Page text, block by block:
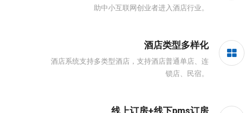
助中小互联网创业者进入酒店行业。
酒店类型多样化
酒店系统支持多类型酒店，支持酒店普通单店、连
锁店、民宿。
线上订房+线下pms订房